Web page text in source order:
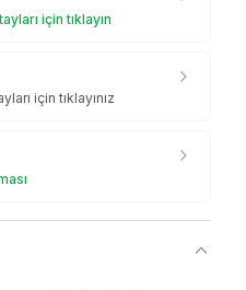
için tıklayın
için tıklayınız